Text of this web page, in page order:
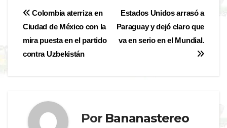
Navegación
de
entradas
Estados Unidos arrasó a
Paraguay y dejó claro que
va en serio en el Mundial.
Colombia aterriza en
Ciudad de México con la
mira puesta en el partido
contra Uzbekistán
Por Bananastereo